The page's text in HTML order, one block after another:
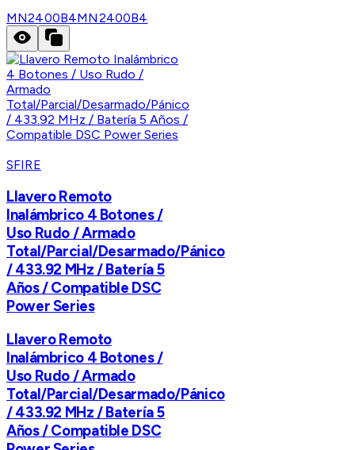
MN2400B4MN2400B4
SFIRE
Llavero Remoto
Inalámbrico 4 Botones /
Uso Rudo / Armado
Total/Parcial/Desarmado/Pánico
/ 433.92 MHz / Batería 5
Años / Compatible DSC
Power Series
Llavero Remoto
Inalámbrico 4 Botones /
Uso Rudo / Armado
Total/Parcial/Desarmado/Pánico
/ 433.92 MHz / Batería 5
Años / Compatible DSC